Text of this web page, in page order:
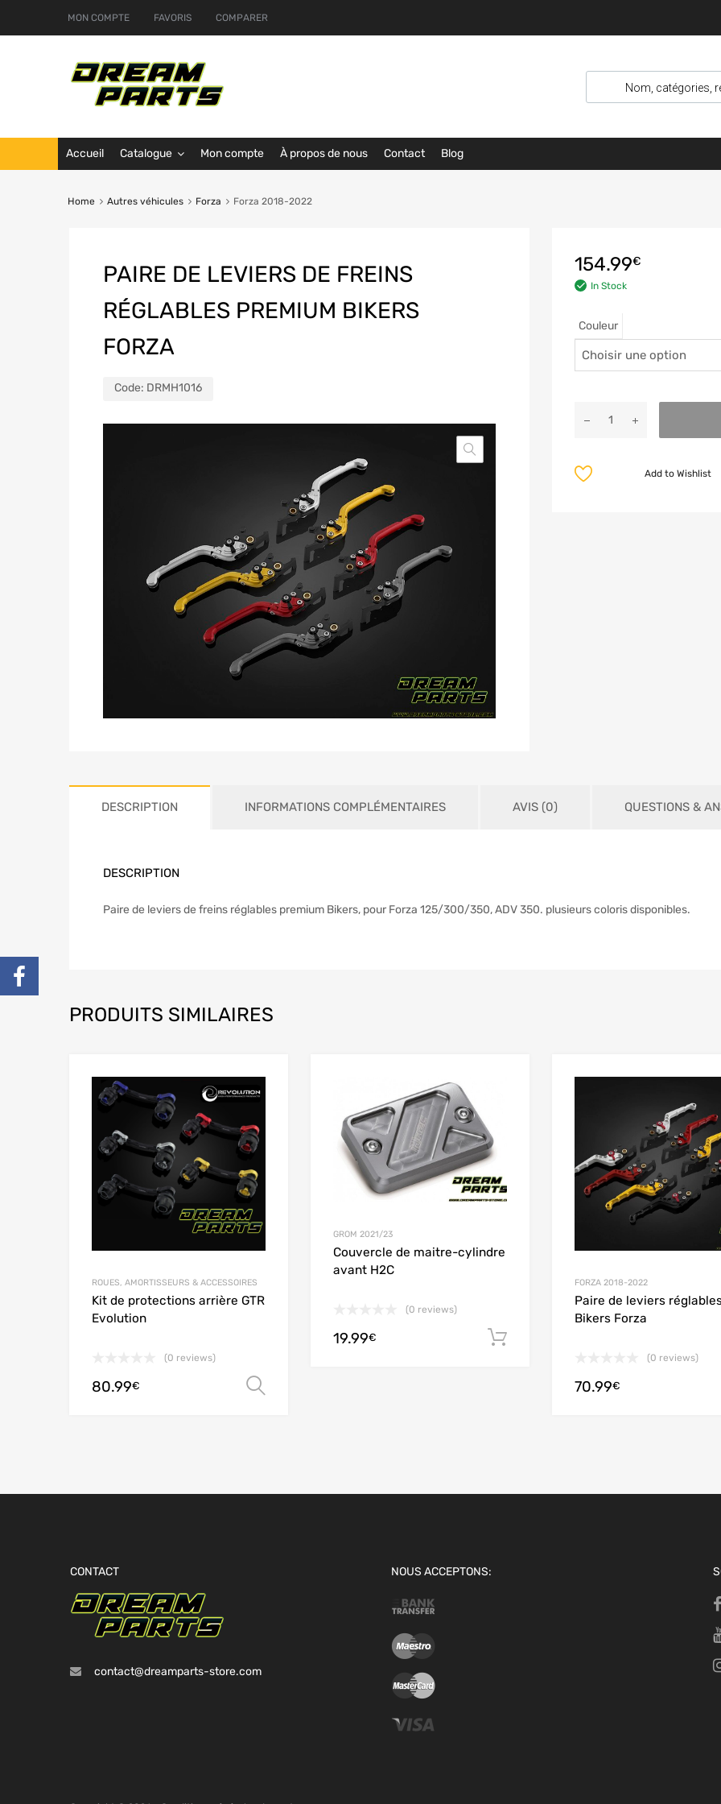
MON COMPTE FAVORIS COMPARER
Accueil Catalogue Mon compte À propos de nous Contact Blog
Home Autres véhicules Forza Forza 2018-2022
PAIRE DE LEVIERS DE FREINS
RÉGLABLES PREMIUM BIKERS
FORZA
Code: DRMH1016
154.99€
In Stock
Couleur
Add to Wishlist
DESCRIPTION INFORMATIONS COMPLÉMENTAIRES AVIS (0) QUESTIONS &
DESCRIPTION
Paire de leviers de freins réglables premium Bikers, pour Forza 125/300/350, ADV 350. plusieurs coloris disponibles.
PRODUITS SIMILAIRES
Add to Compare
ROUES, AMORTISSEURS & ACCESSOIRES
Kit de protections arrière GTR
Evolution
(0 reviews)
80.99€
GROM 2021/23
Couvercle de maitre-cylindre
avant H2C
(0 reviews)
19.99€
FORZA 2018-2022
Paire de leviers
Bikers Forza
(0 reviews)
70.99€
CONTACT
contact@dreamparts-store.com
NOUS ACCEPTONS: